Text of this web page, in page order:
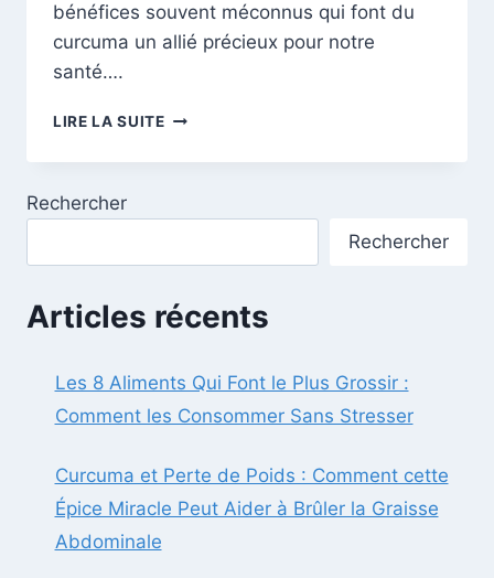
bénéfices souvent méconnus qui font du
curcuma un allié précieux pour notre
santé….
LIRE LA SUITELES
BÉNÉFICES
Rechercher
Rechercher
Articles récents
Les 8 Aliments Qui Font le Plus Grossir :
Comment les Consommer Sans Stresser
Curcuma et Perte de Poids : Comment cette
Épice Miracle Peut Aider à Brûler la Graisse
Abdominale